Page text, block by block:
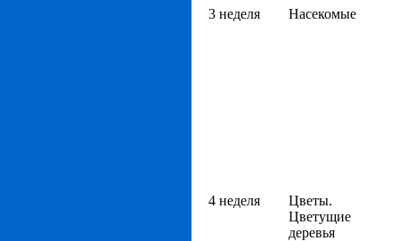
3 неделя Насекомые
4 неделя
Цветы.
Цветущие
деревья